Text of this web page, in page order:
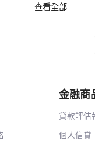
查看全部
金融商
貸款評估
個人信貸